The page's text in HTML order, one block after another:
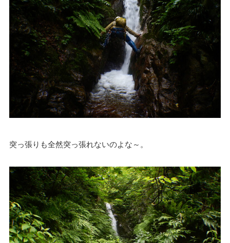
突っ張りも全然突っ張れないのよな～。